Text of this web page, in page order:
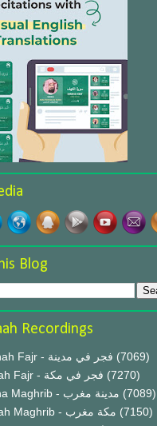
Blog
Recordings
1) Madinah Fajr - فجر في مدينة (7069)
1) Makkah Fajr - فجر في مكة (7270)
2) Madina Maghrib - مدينة مغرب (7089)
2) Makkah Maghrib - مكة مغرب (7150)